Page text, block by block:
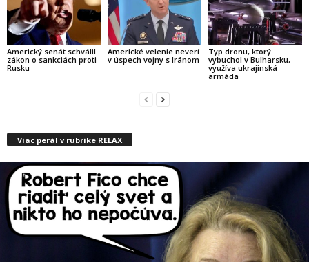
Americký senát schválil
zákon o sankciách proti
Rusku
Americké velenie neverí
v úspech vojny s Iránom
Typ dronu, ktorý
vybuchol v Bulharsku,
využíva ukrajinská
armáda
Viac perál v rubrike RELAX